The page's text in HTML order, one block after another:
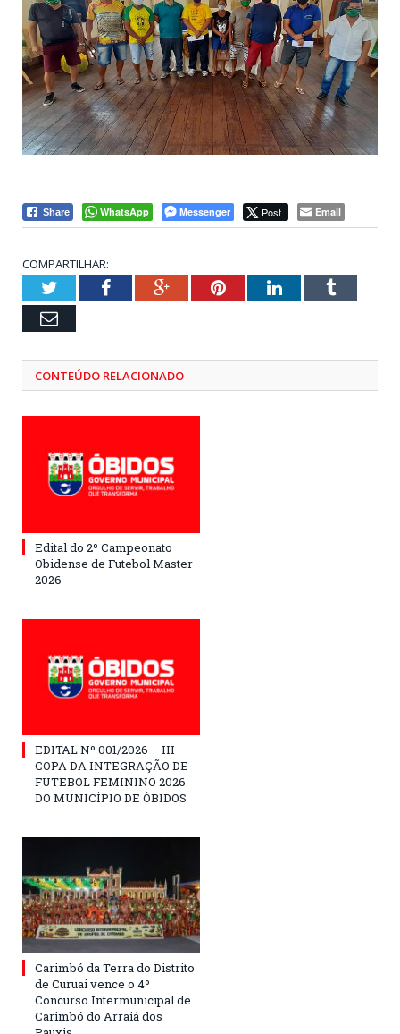
Share WhatsApp Messenger Post Email
COMPARTILHAR:
TwitterFacebookGoogle+PinterestLinkedInTumblr
Email
CONTEÚDO RELACIONADO
Edital do 2º Campeonato
Obidense de Futebol Master
2026
EDITAL Nº 001/2026 – III
COPA DA INTEGRAÇÃO DE
FUTEBOL FEMININO 2026
DO MUNICÍPIO DE ÓBIDOS
Carimbó da Terra do Distrito
de Curuai vence o 4º
Concurso Intermunicipal de
Carimbó do Arraiá dos